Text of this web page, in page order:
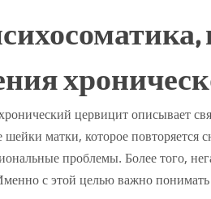
цервицит описывает
матки, которое повторяется
проблемы. Более того,
с этой целью важно